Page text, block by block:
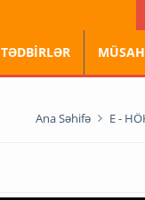
TƏDBİRLƏR
Ana Səhifə E -